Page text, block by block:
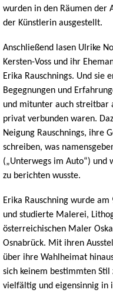
wurden in den Räumen der
der Künstlerin ausgestellt.
Anschließend lasen Ulrike
Kersten-Voss und ihr
Erika Rauschnings. Und sie
Begegnungen und
und mitunter auch streitbar
privat verbunden waren.
Neigung Rauschnings, ihre
schreiben, was
(„Unterwegs im Auto“) und
zu berichten wusste.
Erika Rauschning wurde
und studierte Malerei,
österreichischen Maler
Osnabrück. Mit ihren
über ihre Wahlheimat
sich keinem bestimmten
vielfältig und eigensinnig in